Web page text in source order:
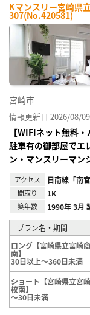
Kマンスリー宮崎県
307(No.420581)
宮崎市
情報更新日 2026/08/
【WIFIネット無料
駐車有の御部屋でエ
ン・マンスリーマン
アクセス 日南線「南宮
間取り 1K
築年数 1990年 3月
プラン名・期間
ロング【宮崎県立宮崎
南】
30日以上～360日未満
ショート【宮崎県立宮
校南】
～30日未満